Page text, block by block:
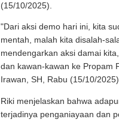
(15/10/2025).
"Dari aksi demo hari ini, kita
mentah, malah kita disalah-
mendengarkan aksi damai
dan kawan-kawan ke Propam
Irawan, SH, Rabu (15/10/
Riki menjelaskan bahwa
terjadinya penganiayaan dan